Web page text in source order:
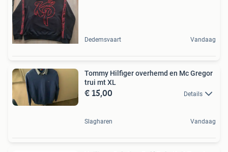
Dedemsvaart Vandaag
Tommy Hilfiger overhemd en Mc Gregor
trui mt XL
€ 15,00 Details
Slagharen Vandaag